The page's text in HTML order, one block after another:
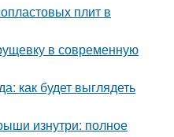
плит в
в современную
как будет выглядеть
изнутри: полное